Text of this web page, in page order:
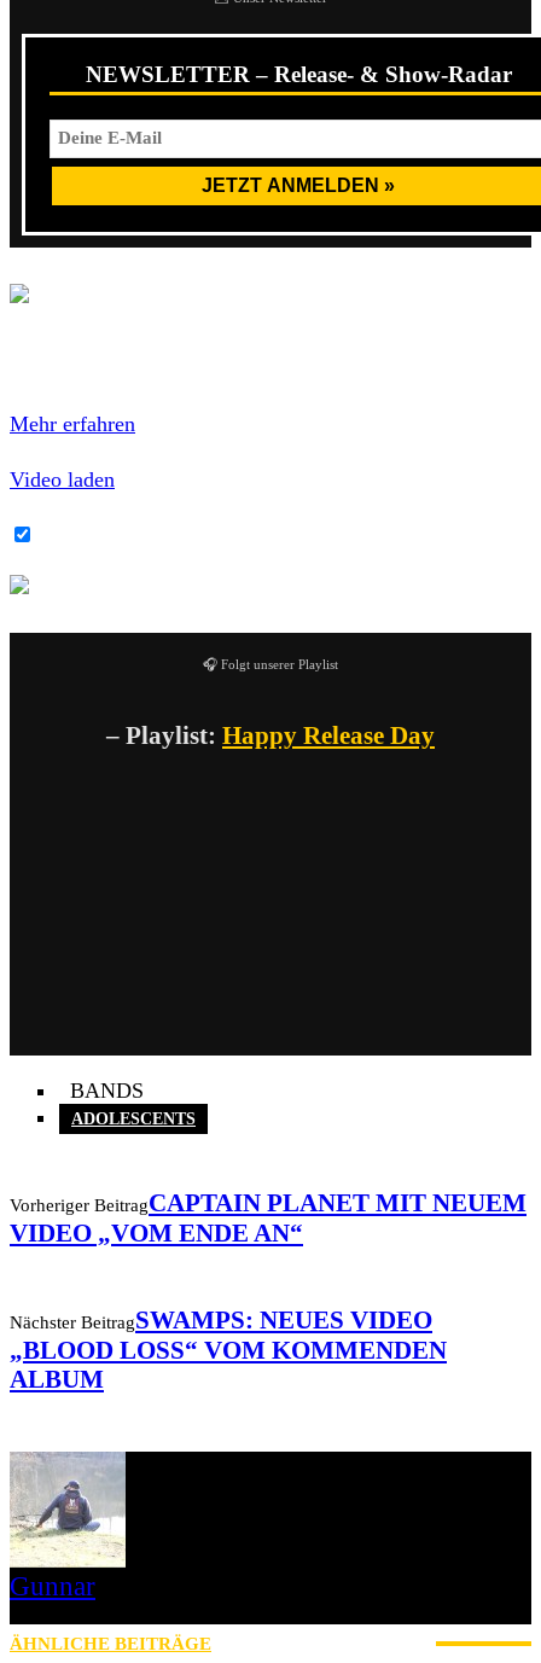
NEWSLETTER – Release- & Show-Radar
Mehr erfahren
Video laden
🎧 Folgt unserer Playlist
– Playlist: Happy Release Day
BANDS
ADOLESCENTS
Vorheriger BeitragCAPTAIN PLANET MIT NEUEM
VIDEO „VOM ENDE AN“
Nächster BeitragSWAMPS: NEUES VIDEO
„BLOOD LOSS“ VOM KOMMENDEN
ALBUM
Gunnar
ÄHNLICHE BEITRÄGE